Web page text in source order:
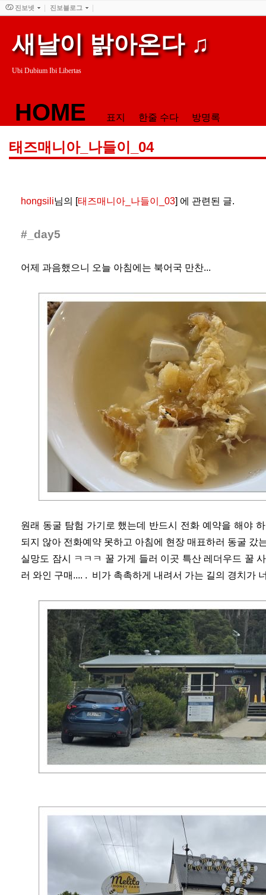
새날이 밝아온다 ♫
Ubi Dubium Ibi Libertas
HOME 표지 한줄 수다 방명록
태즈매니아_나들이_04
hongsili님의 [태즈매니아_나들이_03] 에 관련된 글.
#_day5
어제 과음했으니 오늘 아침에는 북어국 만찬...
원래 동굴 탐험 가기로 했는데 반드시 전화 예약을 해야
되지 않아 전화예약 못하고 아침에 현장 매표하러 동굴 갔
실망도 잠시 ㅋㅋㅋ 꿀 가게 들러 이곳 특산 레더우드 꿀
러 와인 구매.... . 비가 촉촉하게 내려서 가는 길의 경치가
진보넷 진보블로그